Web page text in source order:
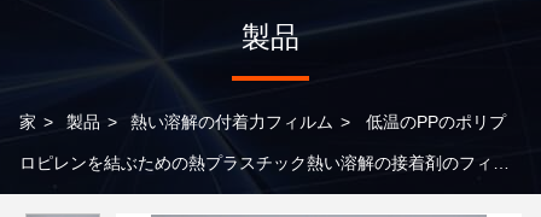
製品
家 > 製品 > 熱い溶解の付着力フィルム > 低温のPPのポリプ
ロピレンを結ぶための熱プラスチック熱い溶解の接着剤のフィル